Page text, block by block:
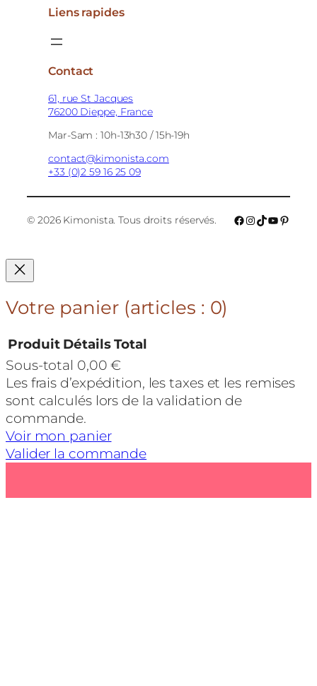
Liens rapides
Contact
61, rue St Jacques
76200 Dieppe, France
Mar-Sam : 10h-13h30 / 15h-19h
contact@kimonista.com
+33 (0)2 59 16 25 09
© 2026 Kimonista. Tous droits réservés. Facebook
Instagram
TikTok
YouTube
Votre panier (articles : 0)
Produits
dans
le
panier
Produit DétailsTotal
Sous-total 0,00 €
Les frais d’expédition, les taxes et les remises
sont calculés lors de la validation de
commande.
Voir mon panier
Valider la commande